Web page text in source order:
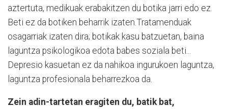
aztertuta, medikuak erabakitzen du botika jarri edo ez.
Beti ez da botiken beharrik izaten.Tratamenduak
osagarriak izaten dira; botikak kasu batzuetan, baina
laguntza psikologikoa edota babes soziala beti...
Depresio kasuetan ez da nahikoa ingurukoen laguntza,
laguntza profesionala beharrezkoa da.
Zein adin-tartetan eragiten du, batik bat,